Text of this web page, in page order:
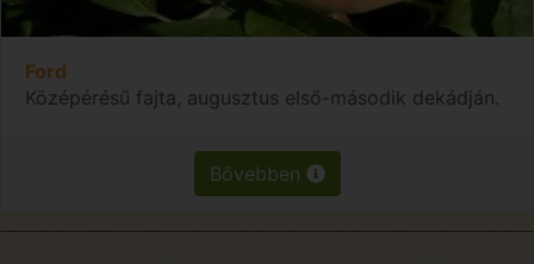
Ford
Középérésű fajta, augusztus első-második dekádján.
Bővebben